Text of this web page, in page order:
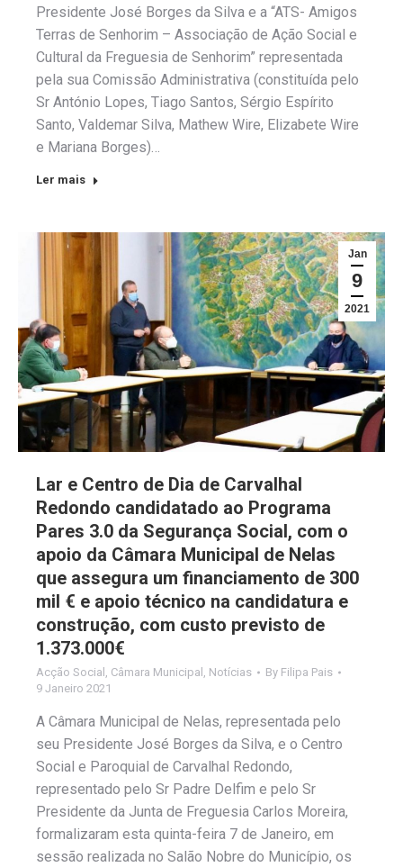
Presidente José Borges da Silva e a “ATS- Amigos
Terras de Senhorim – Associação de Ação Social e
Cultural da Freguesia de Senhorim” representada
pela sua Comissão Administrativa (constituída pelo
Sr António Lopes, Tiago Santos, Sérgio Espírito
Santo, Valdemar Silva, Mathew Wire, Elizabete Wire
e Mariana Borges)…
Ler mais
Jan
9
2021
Lar e Centro de Dia de Carvalhal
Redondo candidatado ao Programa
Pares 3.0 da Segurança Social, com o
apoio da Câmara Municipal de Nelas
que assegura um financiamento de 300
mil € e apoio técnico na candidatura e
construção, com custo previsto de
1.373.000€
Acção Social , Câmara Municipal , Notícias By Filipa Pais
9 Janeiro 2021
A Câmara Municipal de Nelas, representada pelo
seu Presidente José Borges da Silva, e o Centro
Social e Paroquial de Carvalhal Redondo,
representado pelo Sr Padre Delfim e pelo Sr
Presidente da Junta de Freguesia Carlos Moreira,
formalizaram esta quinta-feira 7 de Janeiro, em
sessão realizada no Salão Nobre do Município, os